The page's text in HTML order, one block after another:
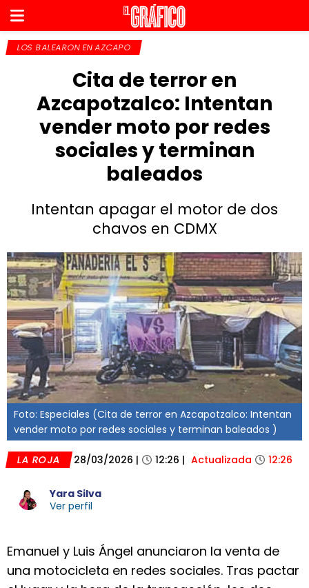
LOS BALEARON EN AZCAPO
Cita de terror en
Azcapotzalco: Intentan
vender moto por redes
sociales y terminan
baleados
Intentan apagar el motor de dos
chavos en CDMX
Foto: Especiales (Cita de terror en Azcapotzalco: Intentan
vender moto por redes sociales y terminan baleados )
LA ROJA 28/03/2026 | 12:26 | Actualizada 12:26
Yara Silva
Ver perfil
Emanuel y Luis Ángel anunciaron la venta de
una motocicleta en redes sociales. Tras pactar